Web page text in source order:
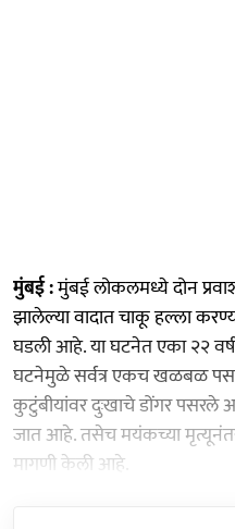
मुंबई :मुंबई लोकलमध्ये दोन
झालेल्या वादात चाकू हल्ला
घडली आहे. या घटनेत एका २२
घटनेमुळे सर्वत्र एकच खळबळ
कुटुंबीयांवर दुःखाचे डोंगर
जात आहे. तसेच मयंकच्या मृत्यूनंतर
मागणी केली आहे.